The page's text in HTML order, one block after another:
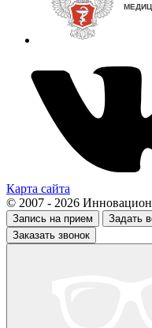
Карта сайта
© 2007 - 2026
Запись на прием Задать
Заказать звонок